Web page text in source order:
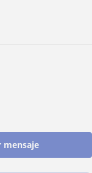
mensaje